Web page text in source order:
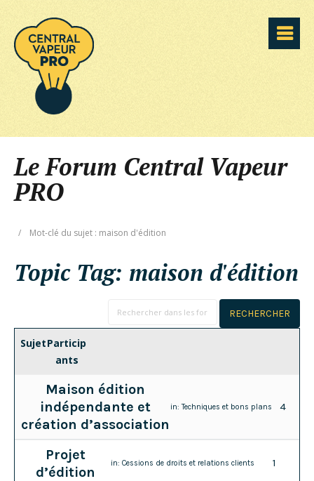
Le Forum Central Vapeur
PRO
/ Mot-clé du sujet : maison d'édition
Topic Tag: maison d'édition
SujetParticip
ants
Maison édition
indépendante et
création d’association
in:Techniques et bons plans 4
Projet
d’édition
in:Cessions de droits et relations clients 1